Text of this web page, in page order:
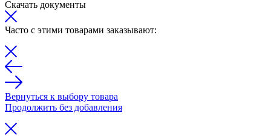
Скачать документы
Часто с этими товарами заказывают:
Вернуться к выбору товара
Продолжить без добавления